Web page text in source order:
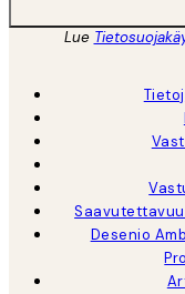
Lue
Desenio